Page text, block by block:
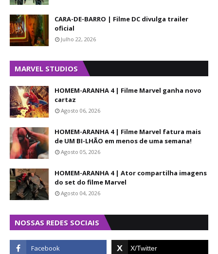
CARA-DE-BARRO | Filme DC divulga trailer
oficial
Julho 22, 2026
MARVEL STUDIOS
HOMEM-ARANHA 4 | Filme Marvel ganha novo
cartaz
Agosto 06, 2026
HOMEM-ARANHA 4 | Filme Marvel fatura mais
de UM BI-LHÃO em menos de uma semana!
Agosto 05, 2026
HOMEM-ARANHA 4 | Ator compartilha imagens
do set do filme Marvel
Agosto 04, 2026
NOSSAS REDES SOCIAIS